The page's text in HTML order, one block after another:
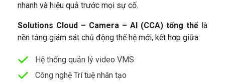
nhanh và hiệu quả trước mọi sự cố.
Solutions Cloud – Camera – AI (CCA) tổng thể là
nền tảng giám sát chủ động thế hệ mới, kết hợp giữa:
Hệ thống quản lý video VMS
Công nghệ Trí tuệ nhân tạo